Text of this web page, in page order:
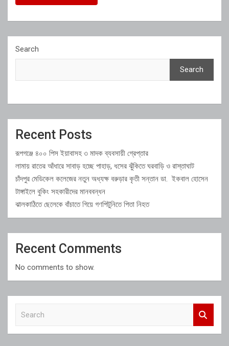
Search
Search
Recent Posts
রূপগঞ্জে ৪০০ পিস ইয়াবাসহ ৩ মাদক ব্যবসায়ী গ্রেপ্তার
লামায় রাতের আঁধারে সাবাড় হচ্ছে পাহাড়, ধসের ঝুঁকিতে ঘরবাড়ি ও রাস্তাঘাট
চাঁদপুর মেডিকেল কলেজের নতুন অধ্যক্ষ বরুড়ার কৃতী সন্তান ডা. ইকবাল হোসেন
টাঙ্গাইলে বুকিং সহকারীদের মানববন্ধন
ঝালকাঠিতে ছেলেকে বাঁচাতে গিয়ে গণপিটুনিতে পিতা নিহত
Recent Comments
No comments to show.